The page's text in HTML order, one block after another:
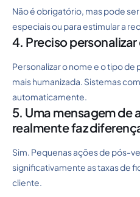
Não é obrigatório, mas pode
especiais ou para estimular a
4. Preciso
Personalizar o nome e o tipo
mais humanizada. Sistemas
automaticamente.
5. Uma mensagem de
realmente faz
Sim. Pequenas ações de pós-
significativamente as taxas de
cliente.